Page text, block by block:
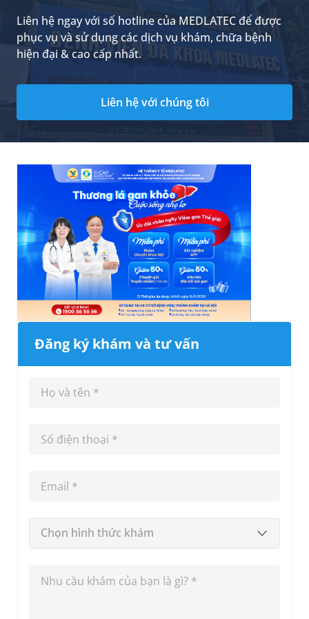
Liên hệ ngay với số hotline của MEDLATEC để được
phục vụ và sử dụng các dịch vụ khám, chữa bệnh
hiện đại & cao cấp nhất.
Liên hệ với chúng tôi
Đăng ký khám và tư vấn
Chọn hình thức khám